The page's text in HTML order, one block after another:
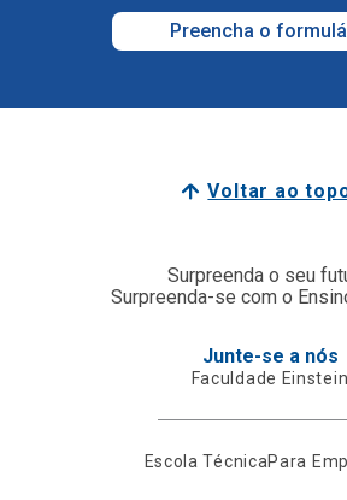
Preencha o
Voltar ao
Surpreenda o seu
Surpreenda-se com o
Junte-se a nós
Faculdade Einstein
Escola TécnicaPara